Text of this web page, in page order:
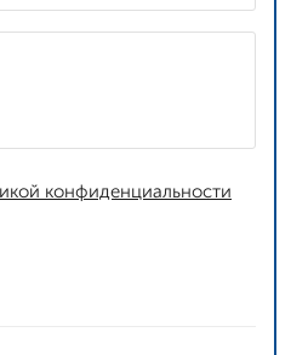
конфиденциальности